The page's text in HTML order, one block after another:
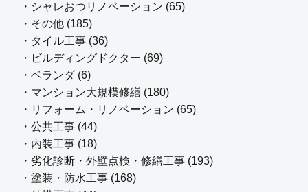
・シャレおつリノベーション (65)
・その他 (185)
・タイル工事 (36)
・ビルディングドクター (69)
・ベランダ (6)
・マンション大規模修繕 (180)
・リフォーム・リノベーション (65)
・公共工事 (44)
・内装工事 (18)
・劣化診断・外壁点検・修繕工事 (193)
・塗装・防水工事 (168)